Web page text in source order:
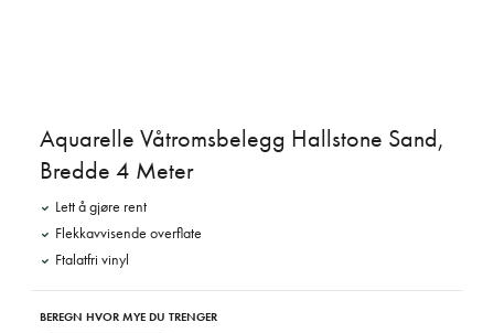
Aquarelle Våtromsbelegg Hallstone Sand,
Bredde 4 Meter
Lett å gjøre rent
Flekkavvisende overflate
Ftalatfri vinyl
BEREGN HVOR MYE DU TRENGER